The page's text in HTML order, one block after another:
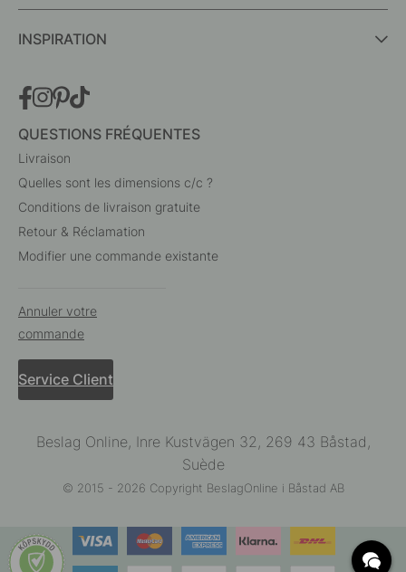
INSPIRATION
QUESTIONS FRÉQUENTES
Livraison
Quelles sont les dimensions c/c ?
Conditions de livraison gratuite
Retour & Réclamation
Modifier une commande existante
Annuler votre
commande
Service Client
Beslag Online, Inre Kustvägen 32, 269 43 Båstad,
Suède
© 2015 - 2026 Copyright BeslagOnline i Båstad AB